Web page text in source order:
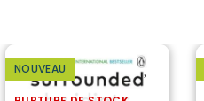
NOUVEAU